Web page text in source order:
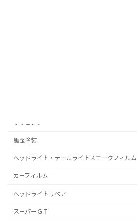
ラッピング
鈑金塗装
ヘッドライト・テールライトスモークフィルム
カーフィルム
ヘッドライトリペア
スーパーＧＴ